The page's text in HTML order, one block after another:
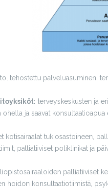
tehostettu palveluasuminen,
terveyskeskusten ja
ja saavat konsultaatioapua
kotisairaalat tukiosastoineen,
palliatiiviset poliklinikat ja
palliatiiviset
hoidon konsultaatiotiimistä,